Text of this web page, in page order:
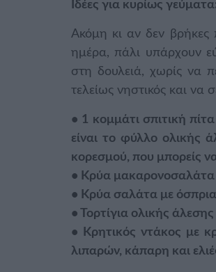
Ιδέες για κυρίως
Ακόμη κι αν δεν βρήκες
ημέρα, πάλι υπάρχουν
στη δουλειά, χωρίς να
τελείως νηστικός και να
• 1 κομμάτι σπιτική
είναι το φύλλο ολικής
κορεσμού, που μπορείς
• Κρύα μακαρονοσαλάτα
• Κρύα σαλάτα με
• Τορτίγια ολικής
• Κρητικός ντάκος με
λιπαρών, κάπαρη και